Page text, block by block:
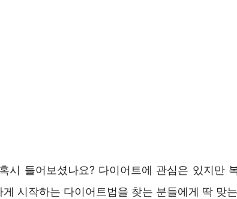
시 들어보셨나요? 다이어트에 관심은 있지만
시작하는 다이어트법을 찾는 분들에게 딱 맞